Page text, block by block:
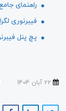
راهنمای
فیبرنوری
پچ پنل